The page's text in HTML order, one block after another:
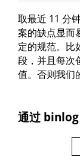
取最近 11 分
案的缺点显而
定的规范。
段，并且每次
值。否则我们
通过 binlog